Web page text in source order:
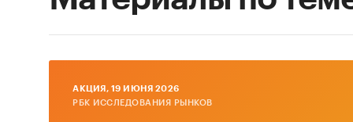
AКЦИЯ, 19 ИЮНЯ 2026
РБК ИССЛЕДОВАНИЯ РЫНКОВ